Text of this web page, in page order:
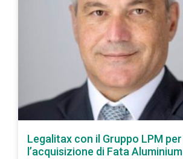
Legalitax con il Gruppo LPM per
l’acquisizione di Fata Aluminium